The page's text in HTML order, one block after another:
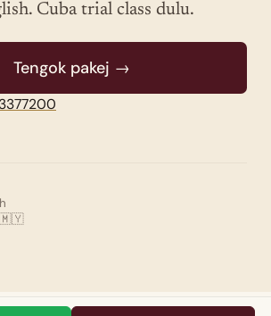
Cuba trial class dulu.
Tengok pakej →
🇲🇾